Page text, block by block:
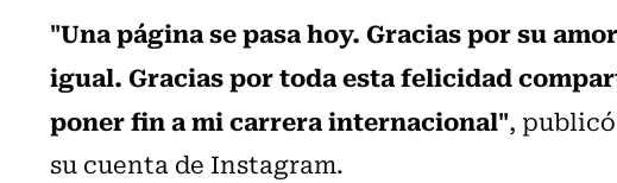
"Una página se pasa hoy. Gracias por su
igual. Gracias por toda esta felicidad
poner fin a mi carrera internacional",
su cuenta de Instagram.